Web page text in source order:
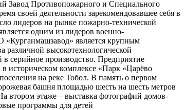
Завод Противопожарного и Специального
своей деятельности зарекомендовавшее себя в
лидеров на рынке пожарно-технической
одним из лидеров военно-
является крупным
высокотехнологической
серийное производство. Предприятие
историческом комплексе «Парк «Царёво
на реке Тобол. В память о первом
башня площадью шесть на шесть метров
втором этаже – выставка фотографий домов-
программы для детей